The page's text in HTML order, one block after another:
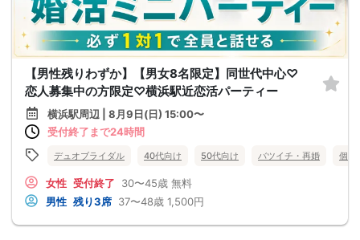
【男性残りわずか】【男女8名限定】同世代中心♡
恋人募集中の方限定♡横浜駅近恋活パーティー
横浜駅周辺 | 8月9日(日) 15:00〜
受付終了まで24時間
デュオブライダル 40代向け 50代向け バツイチ・再婚 個室
女性 受付終了 30〜45歳 無料
男性 残り3席 37〜48歳 1,500円